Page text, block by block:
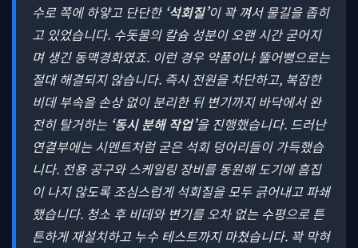
수로 쪽에 하얗고 단단한 ‘석회질’이 꽉 껴서 물길을 좁히
고 있었습니다. 수돗물의 칼슘 성분이 오랜 시간 굳어지
며 생긴 동맥경화였죠. 이런 경우 약품이나 뚫어뻥으로는
절대 해결되지 않습니다. 즉시 전원을 차단하고, 복잡한
비데 부속을 손상 없이 분리한 뒤 변기까지 바닥에서 완
전히 탈거하는 ‘동시 분해 작업’을 진행했습니다. 드러난
연결부에는 시멘트처럼 굳은 석회 덩어리들이 가득했습
니다. 전용 공구와 스케일링 장비를 동원해 도기에 흠집
이 나지 않도록 조심스럽게 석회질을 모두 긁어내고 파쇄
했습니다. 청소 후 비데와 변기를 오차 없는 수평으로 튼
튼하게 재설치하고 누수 테스트까지 마쳤습니다. 꽉 막혀